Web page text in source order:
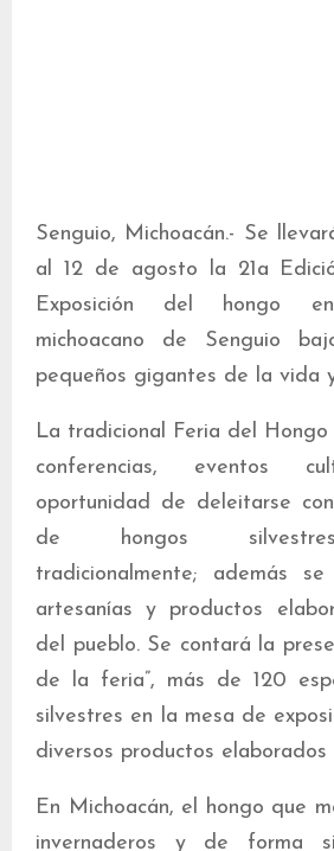
Senguio, Michoacán.- Se
al 12 de agosto la 21a
Exposición del hongo
michoacano de Senguio
pequeños gigantes de la vida
La tradicional Feria del
conferencias, eventos
oportunidad de deleitarse
de hongos
tradicionalmente; además
artesanías y productos
del pueblo. Se contará la
de la feria”, más de 120
silvestres en la mesa de
diversos productos elaborados
En Michoacán, el hongo que
invernaderos y de forma